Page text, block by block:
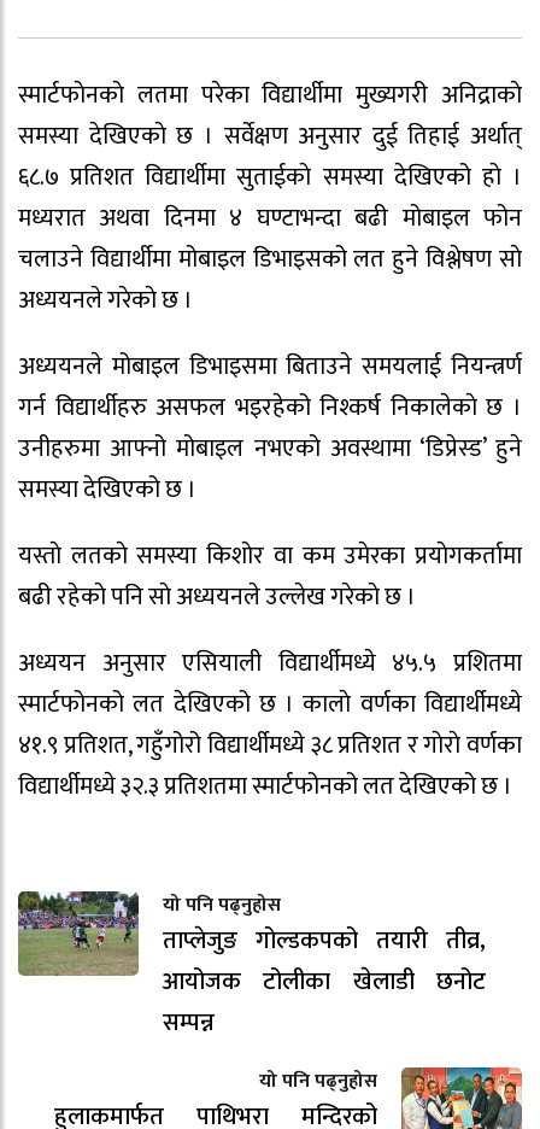
स्मार्टफाेनकाे लतमा परेका विद्यार्थीमा मुख्यगरी अनिद्राकाे
समस्या देखिएकाे छ । सर्वेक्षण अनुसार दुई तिहाई अर्थात्
६८.७ प्रतिशत विद्यार्थीमा सुताईकाे समस्या देखिएको हाे ।
मध्यरात अथवा दिनमा ४ घण्टाभन्दा बढी मोबाइल फोन
चलाउने विद्यार्थीमा मोबाइल डिभाइसको लत हुने विश्लेषण साे
अध्ययनले गरेकाे छ ।
अध्ययनले मोबाइल डिभाइसमा बिताउने समयलाई नियन्त्रर्ण
गर्न विद्यार्थीहरु असफल भइरहेको निश्कर्ष निकालेकाे छ ।
उनीहरुमा आफ्नो मोबाइल नभएको अवस्थामा ‘डिप्रेस्ड’ हुने
समस्या देखिएको छ ।
यस्ताे लतकाे समस्या किशाेर वा कम उमेरका प्रयाेगकर्तामा
बढी रहेकाे पनि साे अध्ययनले उल्लेख गरेकाे छ ।
अध्ययन अनुसार एसियाली विद्यार्थीमध्ये ४५.५ प्रशितमा
स्मार्टफोनको लत देखिएको छ । कालाे वर्णका विद्यार्थीमध्ये
४१.९ प्रतिशत, गहुँगोरो विद्यार्थीमध्ये ३८ प्रतिशत र गाेराे वर्णका
विद्यार्थीमध्ये ३२.३ प्रतिशतमा स्मार्टफोनको लत देखिएको छ ।
यो पनि पढ्नुहोस
ताप्लेजुङ गोल्डकपको तयारी तीव्र,
आयोजक टोलीका खेलाडी छनोट
सम्पन्न
यो पनि पढ्नुहोस
हुलाकमार्फत पाथिभरा मन्दिरको